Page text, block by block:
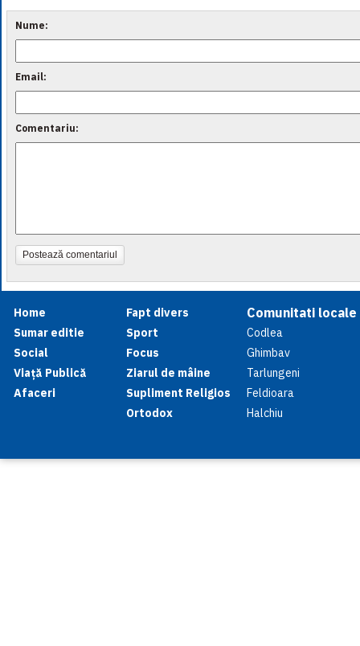
Nume:
Email:
Comentariu:
Postează comentariul
Home
Sumar editie
Social
Viață Publică
Afaceri
Fapt divers
Sport
Focus
Ziarul de mâine
Supliment Religios
Ortodox
Comunitati locale
Codlea
Ghimbav
Tarlungeni
Feldioara
Halchiu